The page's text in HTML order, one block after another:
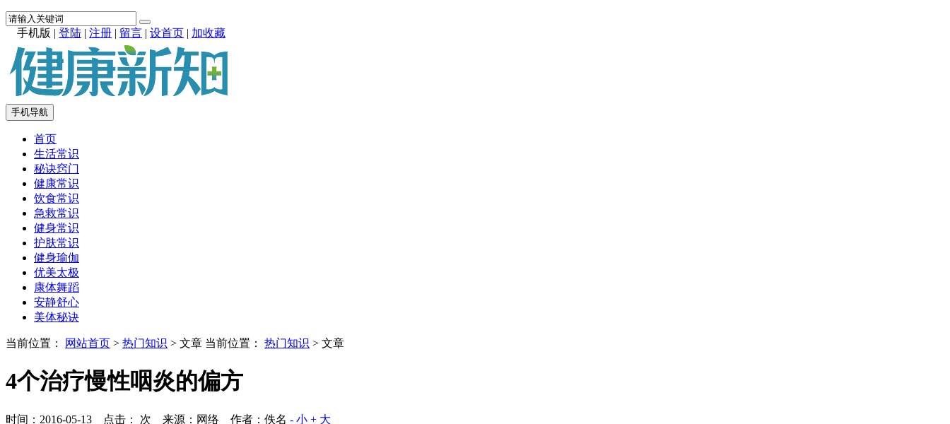
手机版 | 登陆 | 注册 | 留言 | 设首页 | 加收藏
手机导航
首页
生活常识
秘诀窍门
健康常识
饮食常识
急救常识
健身常识
护肤常识
健身瑜伽
优美太极
康体舞蹈
安静舒心
美体秘诀
当前位置： 网站首页 > 热门知识 > 文章 当前位置： 热门知识 > 文章
4个治疗慢性咽炎的偏方
时间：2016-05-13 点击： 次 来源：网络 作者：佚名 - 小 + 大